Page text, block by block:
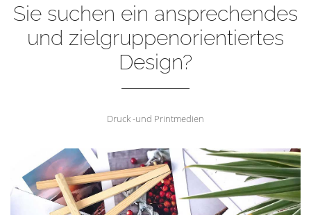
Sie suchen ein ansprechendes
und zielgruppenorientiertes
Design?
Druck -und Printmedien